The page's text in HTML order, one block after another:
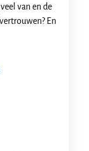
van en de
En